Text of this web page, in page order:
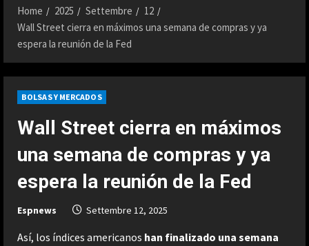
Home 2025 Settembre
12
Wall Street cierra en máximos una semana de compras y ya
espera la reunión de la Fed
BOLSAS Y MERCADOS
Wall Street cierra en máximos
una semana de compras y ya
espera la reunión de la Fed
Espnews Settembre 12, 2025
Así, los índices americanos han finalizado una semana